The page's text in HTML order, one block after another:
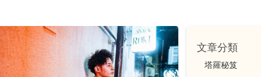
文章分類
塔羅秘笈